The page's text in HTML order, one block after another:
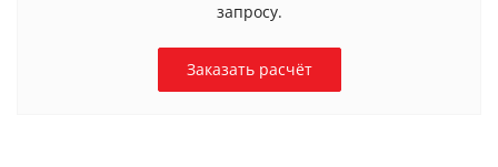
запросу.
Заказать расчёт